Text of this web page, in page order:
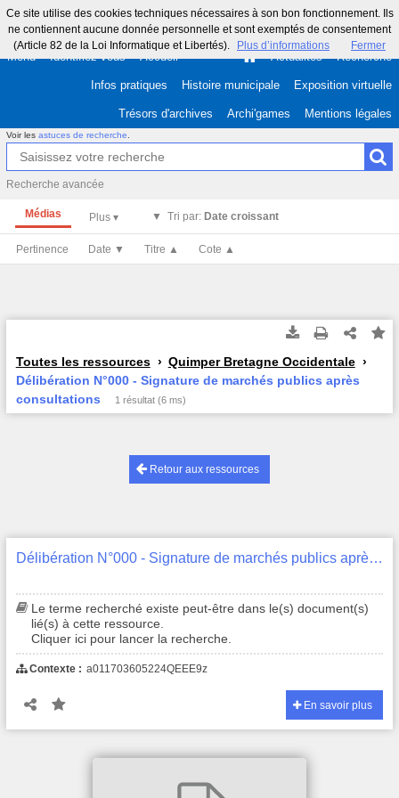
Ce site utilise des cookies techniques nécessaires à son bon fonctionnement. Ils
ne contiennent aucune donnée personnelle et sont exemptés de consentement
(Article 82 de la Loi Informatique et Libertés).
Plus d’informations Fermer
Menu Identifiez-vous Accueil Actualités Recherche
Infos pratiques Histoire municipale Exposition virtuelle
Trésors d'archives Archi'games Mentions légales
Voir les astuces de recherche
Recherche avancée
Médias Tri par: Date croissant
Pertinence Date ▼ Titre ▲ Cote ▲
Toutes les ressources
Quimper Bretagne Occidentale
Délibération N°000 - Signature de marchés publics après
consultations
1 résultat (6 ms)
Retour aux ressources
Délibération N°000 - Signature de marchés publics après consultations
Le terme recherché existe peut-être dans le(s) document(s)
lié(s) à cette ressource.
Cliquer ici pour lancer la recherche.
Contexte : a011703605224QEEE9z
En savoir plus